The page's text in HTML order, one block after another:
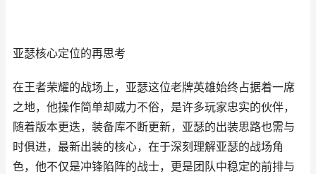
亚瑟核心定位的再思考
在王者荣耀的战场上，亚瑟这位老牌英雄始终占据着一席
之地，他操作简单却威力不俗，是许多玩家忠实的伙伴，
随着版本更迭，装备库不断更新，亚瑟的出装思路也需与
时俱进，最新出装的核心，在于深刻理解亚瑟的战场角
色，他不仅是冲锋陷阵的战士，更是团队中稳定的前排与